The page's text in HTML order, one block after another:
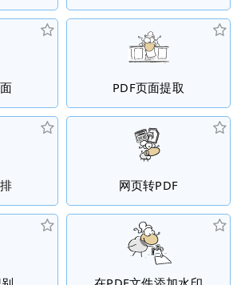
PDF页面提取
网页转PDF